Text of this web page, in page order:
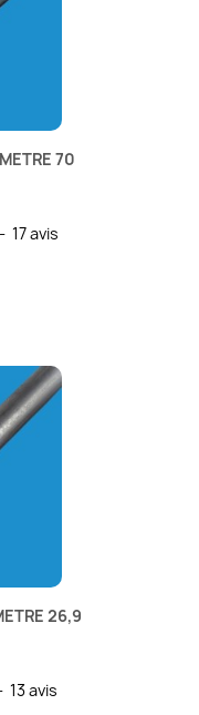
70
- 17avis
26,9
13avis